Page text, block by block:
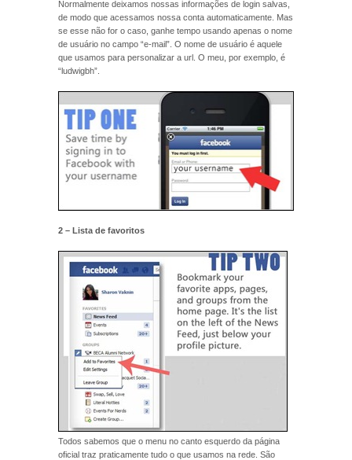
Normalmente deixamos nossas informações de login salvas,
de modo que acessamos nossa conta automaticamente. Mas
se esse não for o caso, ganhe tempo usando apenas o nome
de usuário no campo “e-mail”. O nome de usuário é aquele
que usamos para personalizar a url. O meu, por exemplo, é
“ludwigbh”.
2 – Lista de favoritos
Todos sabemos que o menu no canto esquerdo da página
oficial traz praticamente tudo o que usamos na rede. São